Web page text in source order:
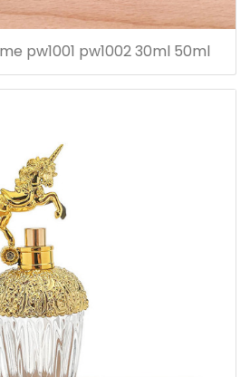
pw1001 pw1002 30ml 50ml